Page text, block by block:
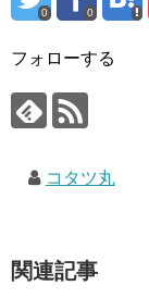
0 0
フォローする
コタツ丸
関連記事